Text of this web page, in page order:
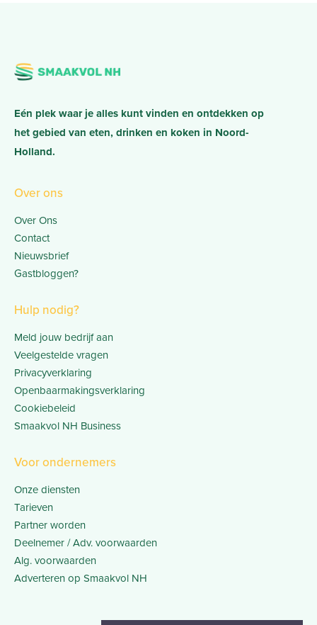
Eén plek waar je alles kunt vinden en ontdekken op
het gebied van eten, drinken en koken in Noord-
Holland.
Over ons
Over Ons
Contact
Nieuwsbrief
Gastbloggen?
Hulp nodig?
Meld jouw bedrijf aan
Veelgestelde vragen
Privacyverklaring
Openbaarmakingsverklaring
Cookiebeleid
Smaakvol NH Business
Voor ondernemers
Onze diensten
Tarieven
Partner worden
Deelnemer / Adv. voorwaarden
Alg. voorwaarden
Adverteren op Smaakvol NH